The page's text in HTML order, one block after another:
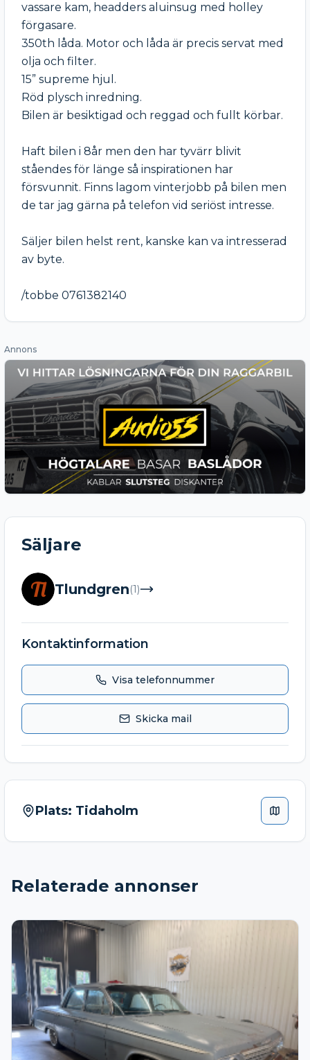
vassare kam, headders aluinsug med holley
förgasare.
350th låda. Motor och låda är precis servat med
olja och filter.
15” supreme hjul.
Röd plysch inredning.
Bilen är besiktigad och reggad och fullt körbar.
Haft bilen i 8år men den har tyvärr blivit
ståendes för länge så inspirationen har
försvunnit. Finns lagom vinterjobb på bilen men
de tar jag gärna på telefon vid seriöst intresse.
Säljer bilen helst rent, kanske kan va intresserad
av byte.
/tobbe 0761382140
Annons
Säljare
Tl Tlundgren(1)
Kontaktinformation
Visa telefonnummer
Skicka mail
Plats: Tidaholm
Relaterade annonser